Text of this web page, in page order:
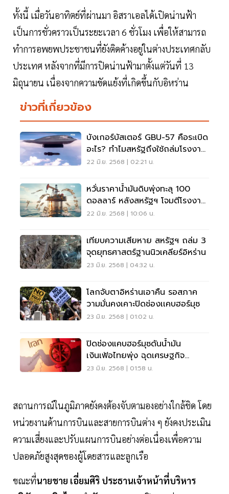
ทั้งนี้ เมื่อวันอาทิตย์ที่ผ่านมา อิสราเอลได้เปิดน่านฟ้า
เป็นการชั่วคราวเป็นระยะเวลา 6 ชั่วโมง เพื่อให้สามารถ
ทำการอพยพประชาชนที่ยังติดค้างอยู่ในต่างประเทศกลับ
ประเทศ หลังจากที่มีการปิดน่านฟ้ามาตั้งแต่วันที่ 13
มิถุนายน เนื่องจากความขัดแย้งที่เกิดขึ้นกับอิหร่าน
ข่าวที่เกี่ยวข้อง
บังเกอร์บัสเตอร์ GBU-57 คือระเบิด
อะไร? ทำไมสหรัฐถึงใช้ถล่มโรงงาน
นิวเคลียร์อิหร่าน?
22 มิ.ย. 2568 | 02:21 น.
หวั่นราคาน้ำมันดิบพุ่งทะลุ 100
ดอลลาร์ หลังสหรัฐฯ โจมตีโรงงาน
นิวเคลียร์อิหร่าน
22 มิ.ย. 2568 | 10:06 น.
เทียบความเสียหาย สหรัฐฯ ถล่ม 3
จุดยุทธศาสตร์ฐานนิวเคลียร์อิหร่าน
23 มิ.ย. 2568 | 04:32 น.
โลกจับตาอิหร่านเอาคืน รอสภาค
วามมั่นคงเคาะปิดช่องเเคบฮอร์มุซ
23 มิ.ย. 2568 | 01:02 น.
ปิดช่องแคบฮอร์มุซดันน้ำมัน
เงินเฟ้อไทยพุ่ง ฉุดเศรษฐกิจ
ถดถอย
23 มิ.ย. 2568 | 01:58 น.
สถานการณ์ในภูมิภาคยังคงต้องจับตามองอย่างใกล้ชิด โดย
หน่วยงานด้านการบินและสายการบินต่าง ๆ ยังคงประเมิน
ความเสี่ยงและปรับแผนการบินอย่างต่อเนื่องเพื่อความ
ปลอดภัยสูงสุดของผู้โดยสารและลูกเรือ
ขณะที่นายชาย เอี่ยมศิริ ประธานเจ้าหน้าที่บริหาร